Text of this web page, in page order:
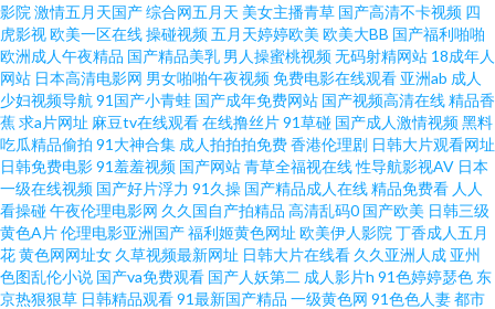
产福利一期二期 午夜成人用品影院 国产精区 五月天日日干 97色永久 欧美一
区二区无码免费 91视频爱黄色 欧美亚洲色偷偷综合 91唐伯虎国产在线 欧美
性爱成人在线 91视频网站入口 男人天堂B 91福利社试看 国产成人午夜福利
视频 69黄页网站 国产专区系列 夜夜精品一区二区无码 超碰97东京热 天天操
欧美 91自拍论坛地址 欧美成人图片网 91黑丝黑料在线观看 极品久久 91n处
女在线 91视频资源站 色婷婷日韩高清 99福利在 日韩成人日韩精品 啊V视频
影院 激情五月天国产综合网五月天 美女主播青草 国产高清不卡视频 四
虎影视欧美一区在线操碰视频五月天婷婷欧美 欧美大BB 国产福利啪啪
欧洲成人午夜精品 国产精品美乳 男人操蜜桃视频无码射精网站 18成年人
网站 日本高清电影网 男女啪啪午夜视频免费电影在线观看 亚洲ab 成人
少妇视频导航 91国产小青蛙 国产成年免费网站 国产视频高清在线精品香
蕉求a片网址 麻豆tv在线观看在线撸丝片91草碰 国产成人激情视频黑料
吃瓜精品偷拍 91大神合集 成人拍拍拍免费香港伦理剧 日韩大片观看网址
日韩免费电影91羞羞视频 国产网站青草全福视在线性导航影视AV 日本
一级在线视频 国产好片浮力 91久操 国产精品成人在线精品免费看 人人
看操碰午夜伦理电影网 久久国自产拍精品 高清乱码0 国产欧美 日韩三级
黄色A片伦理电影亚洲国产福利姬黄色网址 欧美伊人影院 丁香成人五月
花黄色网网址女 久草视频最新网址 日韩大片在线看 久久亚洲人成 亚州
色图乱伦小说 国产va免费观看 国产人妖第二 成人影片h 91色婷婷瑟色 东
京热狠狠草 日韩精品观看91最新国产精品 一级黄色网 91色色人妻都市